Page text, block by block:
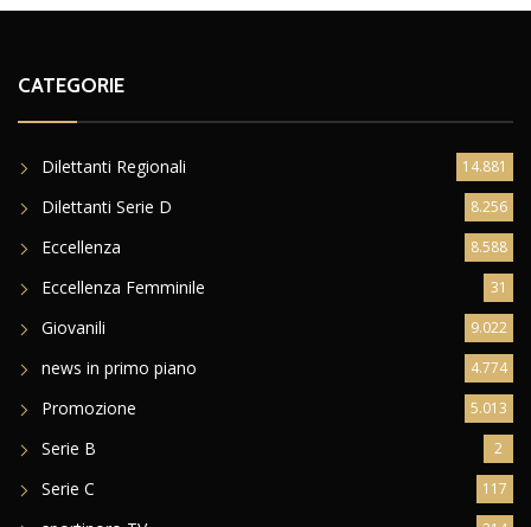
Dilettanti Regionali
Dilettanti Serie D 8.256
Eccellenza 8.588
Eccellenza Femminile 31
Giovanili 9.022
news in primo piano 4.774
Promozione 5.013
Serie B 2
Serie C 117
sportinoro TV 314
TopNews 4.355
29.334